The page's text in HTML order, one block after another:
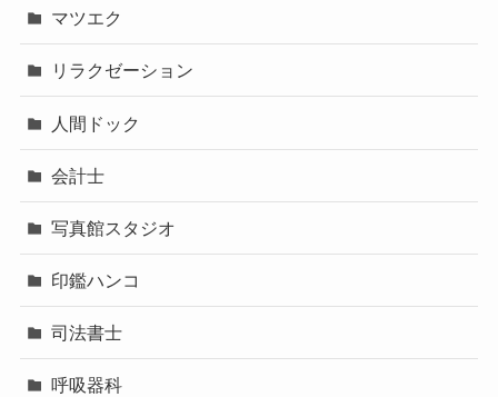
マツエク
リラクゼーション
人間ドック
会計士
写真館スタジオ
印鑑ハンコ
司法書士
呼吸器科